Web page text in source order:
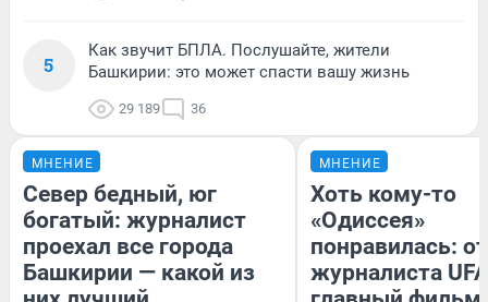
5
Как звучит БПЛА. Послушайте, жители
Башкирии: это может спасти вашу жизнь
29 189 36
МНЕНИЕ
Север бедный, юг
богатый: журналист
проехал все города
Башкирии — какой из
МНЕНИЕ
Хоть кому-то
«Одиссея»
понравилась:
журналиста